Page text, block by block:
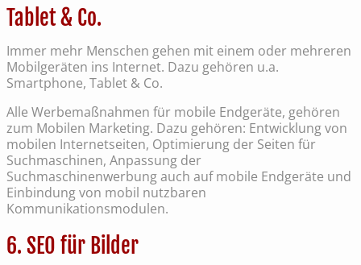
Tablet & Co.
Immer mehr Menschen gehen mit einem oder mehreren
Mobilgeräten ins Internet. Dazu gehören u.a.
Smartphone, Tablet & Co.
Alle Werbemaßnahmen für mobile Endgeräte, gehören
zum Mobilen Marketing. Dazu gehören: Entwicklung von
mobilen Internetseiten, Optimierung der Seiten für
Suchmaschinen, Anpassung der
Suchmaschinenwerbung auch auf mobile Endgeräte und
Einbindung von mobil nutzbaren
Kommunikationsmodulen.
6. SEO für Bilder